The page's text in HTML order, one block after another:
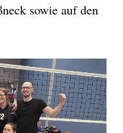
sowie auf den